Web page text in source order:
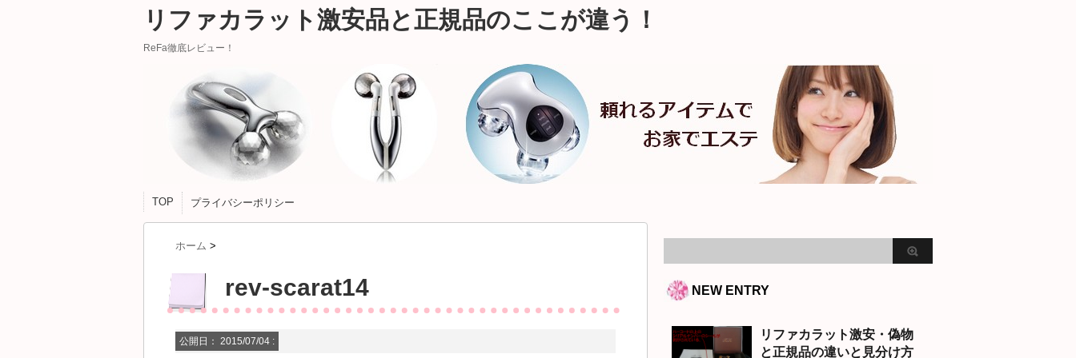
リファカラット激安品と正規品のここが違う！
ReFa徹底レビュー！
TOP プライバシーポリシー
ホーム >
rev-scarat14
公開日： 2015/07/04 :
NEW ENTRY
リファカラット激安・偽物
と正規品の違いと見分け方